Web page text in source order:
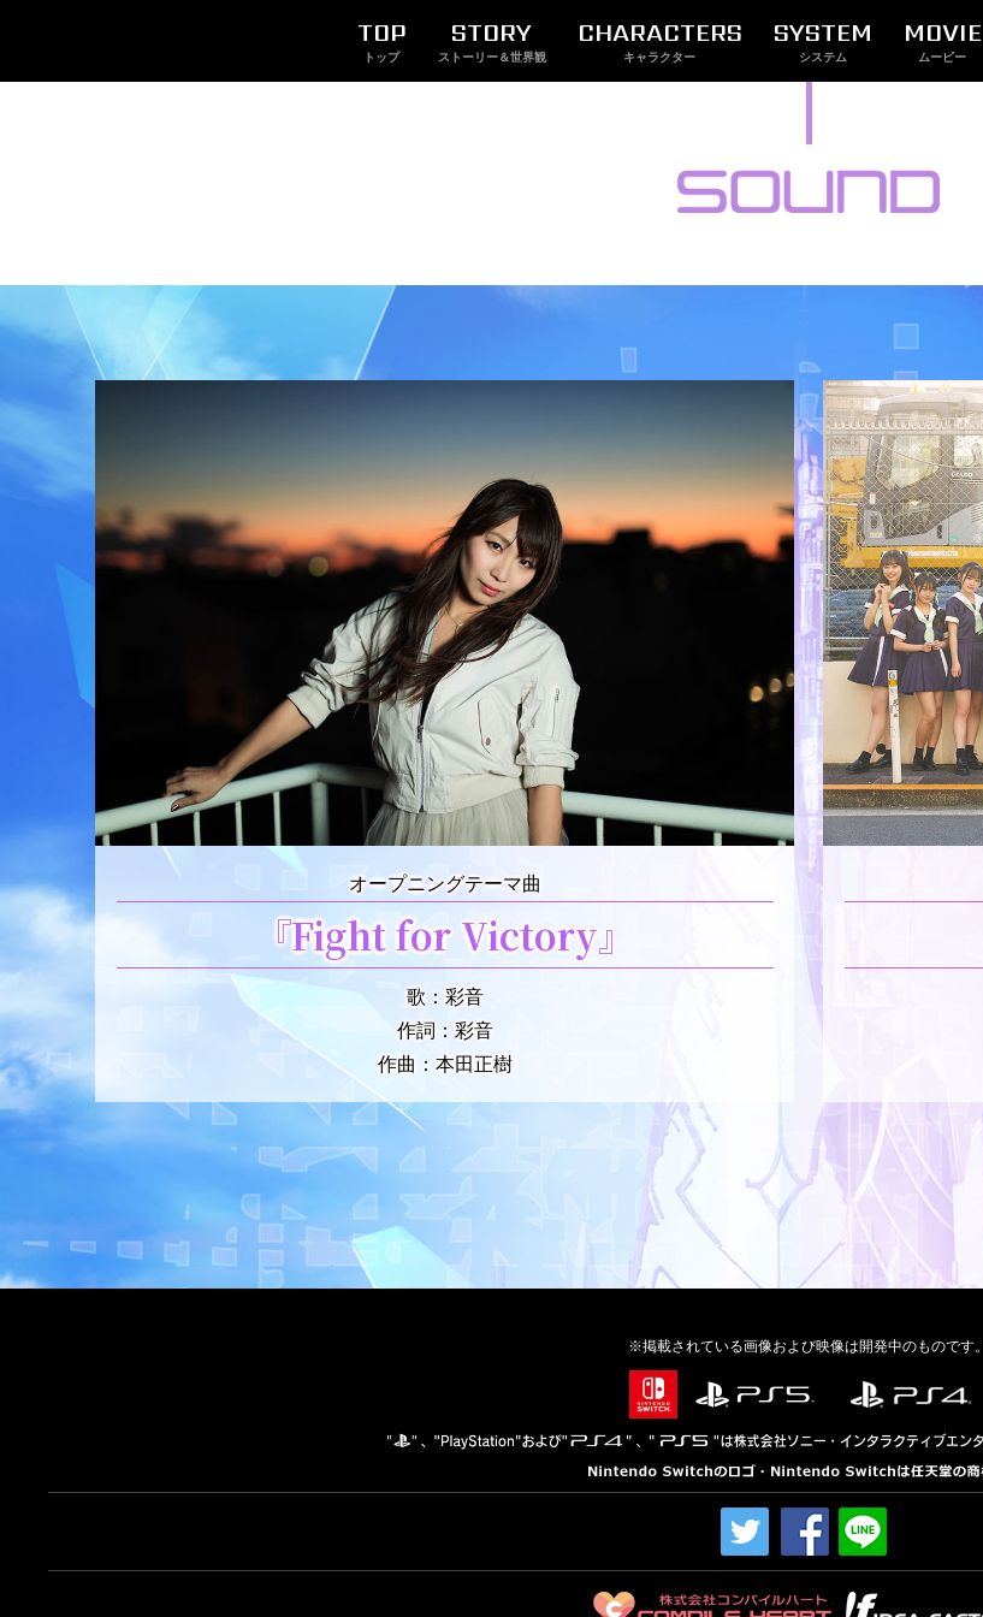
TOP
トップ
STORY
ストーリー＆世界観
CHARACTERS
キャラクター
SYSTEM
システム
MOVIE
ムービー
オープニングテーマ曲
『Fight for Victory』
歌：彩音
作詞：彩音
作曲：本田正樹
※掲載されている画像および映像は開発中のものです。